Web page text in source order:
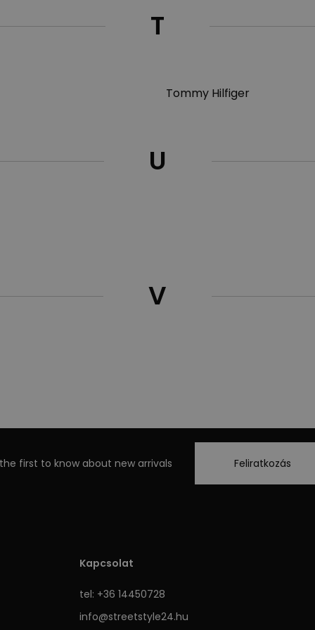
T
Tommy Hilfiger
U
V
first to know about new arrivals Feliratkozás
Kapcsolat
tel: +36 14450728
info@streetstyle24.hu